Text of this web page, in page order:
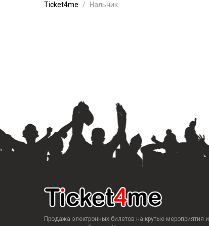
Ticket4me Нальчик
Продажа электронных билетов на крутые мероприятия и